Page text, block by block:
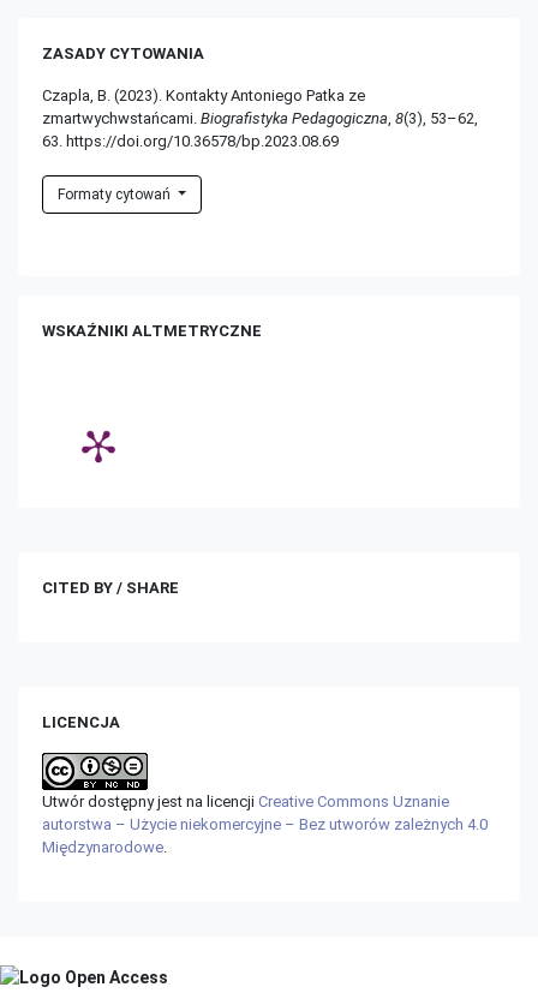
ZASADY CYTOWANIA
Czapla, B. (2023). Kontakty Antoniego Patka ze
zmartwychwstańcami. Biografistyka Pedagogiczna 8(3), 53–62,
63. https://doi.org/10.36578/bp.2023.08.69
Formaty cytowań
WSKAŹNIKI ALTMETRYCZNE
CITED BY / SHARE
LICENCJA
Utwór dostępny jest na licencji Creative Commons Uznanie
autorstwa – Użycie niekomercyjne – Bez utworów zależnych 4.0
Międzynarodowe